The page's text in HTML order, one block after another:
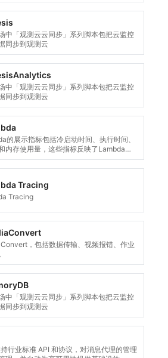
中「观测云云同步」系列脚本包把云监控
同步到观测云
中「观测云云同步」系列脚本包把云监控
同步到观测云
的展示指标包括冷启动时间、执行时间、
内存使用量，这些指标反映了Lambda函
、可扩展性和资源利用情况。
Tracing
Tracing
，包括数据传输、视频报错、作业
中「观测云云同步」系列脚本包把云监控
同步到观测云
行业标准 API 和协议，对消息代理的管理